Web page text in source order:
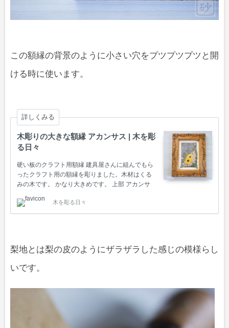
この額縁の背景のように小さい穴をプツプツプツと開
ける時に使います。
詳しくみる
木彫りの大きな額縁 アカンサス | 木を彫
る日々
硬い板のクラフト用額縁 建具屋さんに組んでもら
ったクラフト用の額縁を彫りました。木材はくる
みの木です。 かなり大きめです。 上部 アカンサ
て書き写し制作しました。 下部 板はくるみなので
硬く扱いづらかったです。内側のフチは自分で２
模様を付けています。 中に飾ってある花は、家の
ドベキア・秋明菊・キバナコスモスの葉っぱを使
す。建具屋…
木を彫る日々
梨地とは梨の皮のようにザラザラした感じの模様らし
いです。